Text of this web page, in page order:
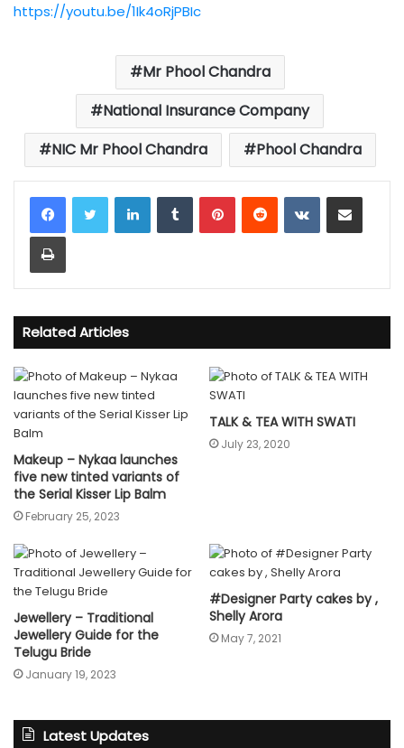
https://youtu.be/1Ik4oRjPBIc
Mr Phool Chandra
National Insurance Company
NIC Mr Phool Chandra
Phool Chandra
LinkedInTumblrPinterestReddit VKontakteShare via Email
Print
Related Articles
Makeup – Nykaa launches
five new tinted variants of
the Serial Kisser Lip Balm
February 25, 2023
TALK & TEA WITH SWATI
July 23, 2020
Jewellery – Traditional
Jewellery Guide for the
Telugu Bride
January 19, 2023
#Designer Party cakes by ,
Shelly Arora
May 7, 2021
Latest Updates